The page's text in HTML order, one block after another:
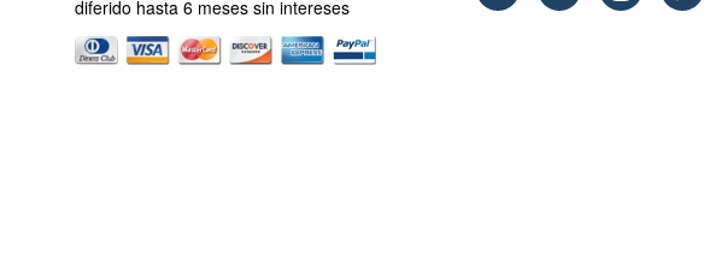
diferido hasta 6 meses sin intereses